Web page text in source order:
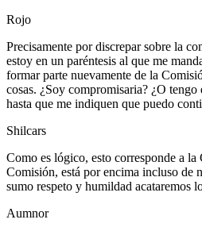
Rojo
Precisamente por discrepar sobre la
estoy en un paréntesis al que me
formar parte nuevamente de la
cosas. ¿Soy compromisaria? ¿O tengo
hasta que me indiquen que puedo
Shilcars
Como es lógico, esto corresponde a
Comisión, está por encima incluso de
sumo respeto y humildad acataremos
Aumnor